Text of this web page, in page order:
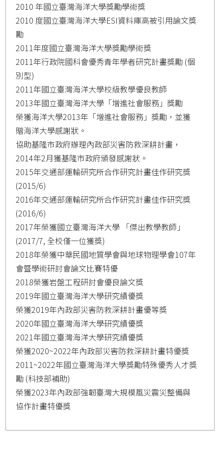
2010 年國立臺灣海洋大學獎勵學術獎
2010 度國立臺灣海洋大學ESI資料庫高被引用論文獎
勵
2011年度國立臺灣海洋大學獎勵學術獎
2011年行政院國科會優秀青年學者研究計畫獎勵 (個
別型)
2011年國立臺灣海洋大學校級教學優良教師
2013年國立臺灣海洋大學「增進社會服務」獎勵
榮獲海洋大學2013年「增進社會服務」獎勵，並獲
贈海洋大學感謝狀。
協助基隆市政府辦理內政部災害防救深耕計畫，
2014年2月獲基隆市政府頒發感謝狀。
2015年交通部運輸研究所合作研究計畫佳作研究獎
(2015/6)
2016年交通部運輸研究所合作研究計畫佳作研究獎
(2016/6)
2017年榮獲國立臺灣海洋大學 「傑出教學教師」
(2017/7, 全校僅一位獲獎)
2018年榮獲中華民國地質學會與地球物理學會107年
會暨學術研討會論文比賽特優
2018榮獲岩盤工程研討會優良論文獎
2019年國立臺灣海洋大學研究績優獎
榮獲2019年內政部災害防救深耕計畫優等獎
2020年國立臺灣海洋大學研究績優獎
2021年國立臺灣海洋大學研究績優獎
榮獲2020~2022年內政部災害防救深耕計畫特優獎
2011~2022年國立臺灣海洋大學獎勵特殊優秀人才獎
勵 (科技部補助)
榮獲2023年內政部強韌臺灣大規模風災震災整備與
協作計畫特優獎